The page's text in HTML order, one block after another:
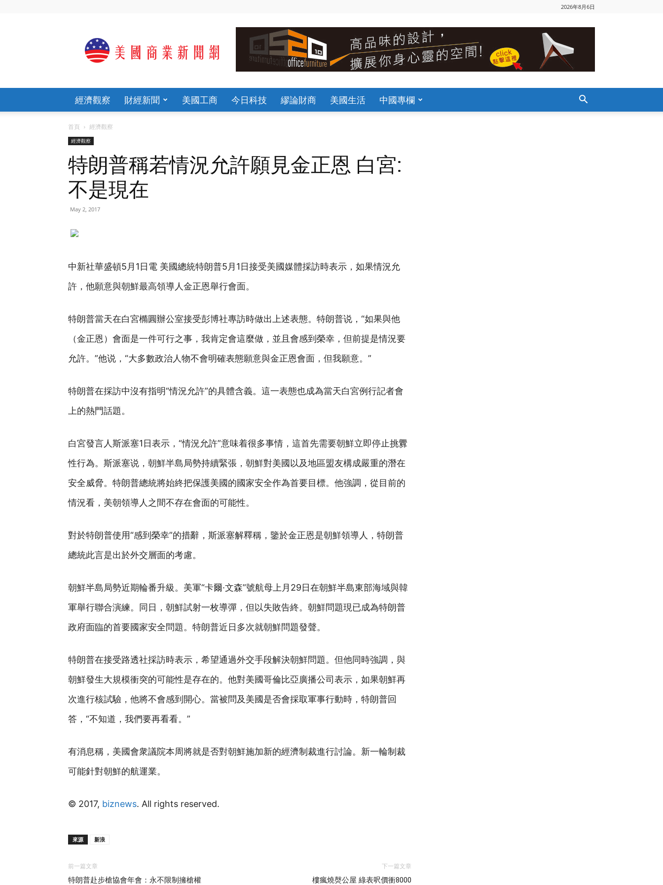
2026年8月6日
光
臨
商
業
新
網
經濟觀察 財經新聞 美國工商 今日科技 繆論財商 美國生活 中國專欄
首頁 經濟觀察
經濟觀察
特朗普稱若情況允許願見金正恩 白宮:
不是現在
May 2, 2017
中新社華盛頓5月1日電 美國總統特朗普5月1日接受美國媒體採訪時表示，如果情況允
許，他願意與朝鮮最高領導人金正恩舉行會面。
特朗普當天在白宮橢圓辦公室接受彭博社專訪時做出上述表態。特朗普说，“如果與他
（金正恩）會面是一件可行之事，我肯定會這麼做，並且會感到榮幸，但前提是情況要
允許。”他说，“大多數政治人物不會明確表態願意與金正恩會面，但我願意。”
特朗普在採訪中沒有指明“情況允許”的具體含義。這一表態也成為當天白宮例行記者會
上的熱門話題。
白宮發言人斯派塞1日表示，“情況允許”意味着很多事情，這首先需要朝鮮立即停止挑釁
性行為。斯派塞说，朝鮮半島局勢持續緊張，朝鮮對美國以及地區盟友構成嚴重的潛在
安全威脅。特朗普總統將始終把保護美國的國家安全作為首要目標。他強調，從目前的
情況看，美朝領導人之間不存在會面的可能性。
對於特朗普使用“感到榮幸”的措辭，斯派塞解釋稱，鑒於金正恩是朝鮮領導人，特朗普
總統此言是出於外交層面的考慮。
朝鮮半島局勢近期輪番升級。美軍“卡爾·文森”號航母上月29日在朝鮮半島東部海域與韓
軍舉行聯合演練。同日，朝鮮試射一枚導彈，但以失敗告終。朝鮮問題現已成為特朗普
政府面臨的首要國家安全問題。特朗普近日多次就朝鮮問題發聲。
特朗普在接受路透社採訪時表示，希望通過外交手段解決朝鮮問題。但他同時強調，與
朝鮮發生大規模衝突的可能性是存在的。他對美國哥倫比亞廣播公司表示，如果朝鮮再
次進行核試驗，他將不會感到開心。當被問及美國是否會採取軍事行動時，特朗普回
答，“不知道，我們要再看看。”
有消息稱，美國會衆議院本周將就是否對朝鮮施加新的經濟制裁進行討論。新一輪制裁
可能針對朝鮮的航運業。
© 2017, biznews. All rights reserved.
來源 新浪
前一篇文章
特朗普赴步槍協會年會：永不限制擁槍權
下一篇文章
樓瘋燒㷫公屋 綠表呎價衝8000